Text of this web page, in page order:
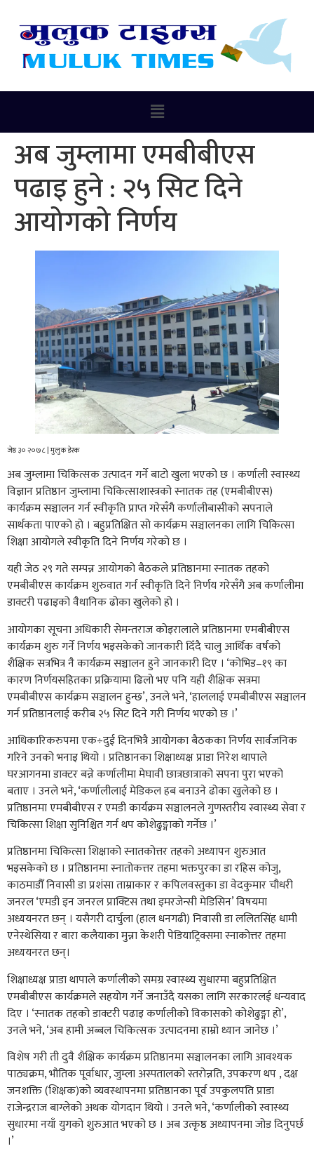
अब जुम्लामा एमबीबीएस
पढाइ हुने : २५ सिट दिने
आयोगको निर्णय
जेष्ठ ३० २०७८ | मुलुक डेस्क
अब जुम्लामा चिकित्सक उत्पादन गर्ने बाटो खुला भएको छ । कर्णाली स्वास्थ्य
विज्ञान प्रतिष्ठान जुम्लामा चिकित्साशास्त्रको स्नातक तह (एमबीबीएस)
कार्यक्रम सञ्चालन गर्न स्वीकृति प्राप्त गरेसँगै कर्णालीबासीको सपनाले
सार्थकता पाएको हो । बहुप्रतिक्षित सो कार्यक्रम सञ्चालनका लागि चिकित्सा
शिक्षा आयोगले स्वीकृति दिने निर्णय गरेको छ ।
यही जेठ २९ गते सम्पन्न आयोगको बैठकले प्रतिष्ठानमा स्नातक तहको
एमबीबीएस कार्यक्रम शुरुवात गर्न स्वीकृति दिने निर्णय गरेसँगै अब कर्णालीमा
डाक्टरी पढाइको वैधानिक ढोका खुलेको हो ।
आयोगका सूचना अधिकारी सेमन्तराज कोइरालाले प्रतिष्ठानमा एमबीबीएस
कार्यक्रम शुरु गर्ने निर्णय भइसकेको जानकारी दिँदै चालु आर्थिक वर्षको
शैक्षिक सत्रभित्र नै कार्यक्रम सञ्चालन हुने जानकारी दिए । ‘कोभिड–१९ का
कारण निर्णयसहितका प्रक्रियामा ढिलो भए पनि यही शैक्षिक सत्रमा
एमबीबीएस कार्यक्रम सञ्चालन हुन्छ’, उनले भने, ‘हाललाई एमबीबीएस सञ्चालन
गर्न प्रतिष्ठानलाई करीब २५ सिट दिने गरी निर्णय भएको छ ।’
आधिकारिकरुपमा एक÷दुई दिनभित्रै आयोगका बैठकका निर्णय सार्वजनिक
गरिने उनको भनाइ थियो । प्रतिष्ठानका शिक्षाध्यक्ष प्राडा निरेश थापाले
घरआगनमा डाक्टर बन्ने कर्णालीमा मेघावी छात्रछात्राको सपना पुरा भएको
बताए । उनले भने, ‘कर्णालीलाई मेडिकल हब बनाउने ढोका खुलेको छ ।
प्रतिष्ठानमा एमबीबीएस र एमडी कार्यक्रम सञ्चालनले गुणस्तरीय स्वास्थ्य सेवा र
चिकित्सा शिक्षा सुनिश्चित गर्न थप कोशेढुङ्गाको गर्नेछ ।’
प्रतिष्ठानमा चिकित्सा शिक्षाको स्नातकोत्तर तहको अध्यापन शुरुआत
भइसकेको छ । प्रतिष्ठानमा स्नातोकत्तर तहमा भक्तपुरका डा रहिस कोजु,
काठमाडौँ निवासी डा प्रशंसा ताम्राकार र कपिलवस्तुका डा वेदकुमार चौधरी
जनरल ‘एमडी इन जनरल प्राक्टिस तथा इमरजेन्सी मेडिसिन’ विषयमा
अध्ययनरत छन् । यसैगरी दार्चुला (हाल धनगढी) निवासी डा ललितसिंह धामी
एनेस्थेसिया र बारा कलैयाका मुन्ना केशरी पेडियाट्रिक्समा स्नाकोत्तर तहमा
अध्ययनरत छन्।
शिक्षाध्यक्ष प्राडा थापाले कर्णालीको समग्र स्वास्थ्य सुधारमा बहुप्रतिक्षित
एमबीबीएस कार्यक्रमले सहयोग गर्ने जनाउँदै यसका लागि सरकारलई धन्यवाद
दिए । ‘स्नातक तहको डाक्टरी पढाइ कर्णालीको विकासको कोशेढुङ्गा हो’,
उनले भने, ‘अब हामी अब्बल चिकित्सक उत्पादनमा हाम्रो ध्यान जानेछ ।’
विशेष गरी ती दुवै शैक्षिक कार्यक्रम प्रतिष्ठानमा सञ्चालनका लागि आवश्यक
पाठ्यक्रम, भौतिक पूर्वाधार, जुम्ला अस्पतालको स्तरोन्नति, उपकरण थप , दक्ष
जनशक्ति (शिक्षक)को व्यवस्थापनमा प्रतिष्ठानका पूर्व उपकुलपति प्राडा
राजेन्द्रराज बाग्लेको अथक योगदान थियो । उनले भने, ‘कर्णालीको स्वास्थ्य
सुधारमा नयाँ युगको शुरुआत भएको छ । अब उत्कृष्ठ अध्यापनमा जोड दिनुपर्छ
।’